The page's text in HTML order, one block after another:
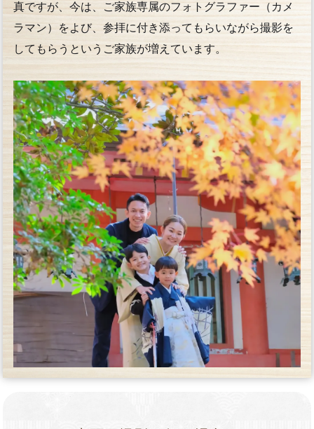
真ですが、今は、ご家族専属のフォトグラファー（カメ
ラマン）をよび、参拝に付き添ってもらいながら撮影を
してもらうというご家族が増えています。